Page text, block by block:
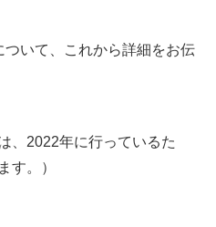
いて、これから詳細をお伝
、2022年に行っているた
す。）